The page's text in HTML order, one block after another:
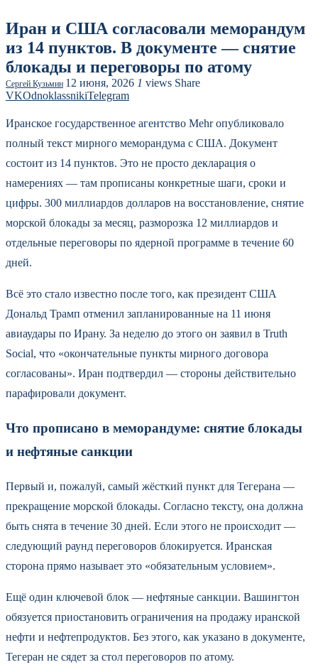
Иран и США согласовали меморандум
из 14 пунктов. В документе — снятие
блокады и переговоры по атому
Сергей Кузьмин 12 июня, 2026 1 views Share
VKOdnoklassnikiTelegram
Иранское государственное агентство Mehr опубликовало
полный текст мирного меморандума с США. Документ
состоит из 14 пунктов. Это не просто декларация о
намерениях — там прописаны конкретные шаги, сроки и
цифры. 300 миллиардов долларов на восстановление, снятие
морской блокады за месяц, разморозка 12 миллиардов и
отдельные переговоры по ядерной программе в течение 60
дней.
Всё это стало известно после того, как президент США
Дональд Трамп отменил запланированные на 11 июня
авиаудары по Ирану. За неделю до этого он заявил в Truth
Social, что «окончательные пункты мирного договора
согласованы». Иран подтвердил — стороны действительно
парафировали документ.
Что прописано в меморандуме: снятие блокады
и нефтяные санкции
Первый и, пожалуй, самый жёсткий пункт для Тегерана —
прекращение морской блокады. Согласно тексту, она должна
быть снята в течение 30 дней. Если этого не происходит —
следующий раунд переговоров блокируется. Иранская
сторона прямо называет это «обязательным условием».
Ещё один ключевой блок — нефтяные санкции. Вашингтон
обязуется приостановить ограничения на продажу иранской
нефти и нефтепродуктов. Без этого, как указано в документе,
Тегеран не сядет за стол переговоров по атому.